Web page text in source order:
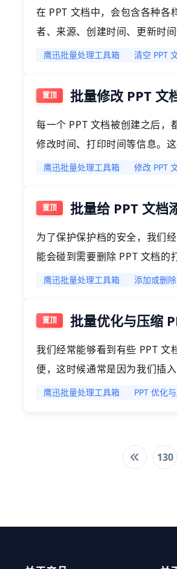
在 PPT 文档中，会包含各种各
者、来源、创建时间、更新时
据清理掉，今天给大家介绍的
鹰迅批量处理工具箱 清空 PPT
批量修改 PPT 文
每一个 PPT 文档被创建之后，
修改时间、打印时间等信息。
也是可以的。今天就给大家介
鹰迅批量处理工具箱 修改 PPT
批量给 PPT 文档
为了保护保护档的安全，我们
能会碰到需要删除 PPT 文档的
给多个 PPT 文档添加打开密
鹰迅批量处理工具箱 添加或删
批量优化与压缩
我们经常能够看到有些 PPT 文
便，这时候通常是因为我们插
常的庞大，今天就给大家介绍
鹰迅批量处理工具箱 PPT 优化
130